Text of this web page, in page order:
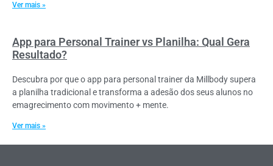
Ver mais »
App para Personal Trainer vs Planilha: Qual Gera
Resultado?
Descubra por que o app para personal trainer da Millbody supera
a planilha tradicional e transforma a adesão dos seus alunos no
emagrecimento com movimento + mente.
Ver mais »